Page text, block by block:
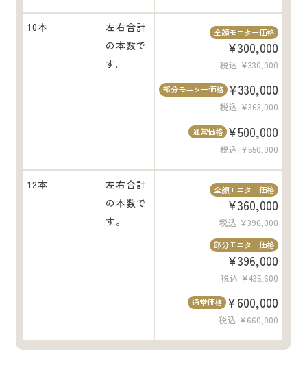
10本
左右合計
の本数で
す。
全顔モニター価格
¥300,000
税込 ¥330,000
部分モニター価格 ¥330,000
税込 ¥363,000
通常価格 ¥500,000
税込 ¥550,000
12本
左右合計
の本数で
す。
全顔モニター価格
¥360,000
税込 ¥396,000
部分モニター価格
¥396,000
税込 ¥435,600
通常価格 ¥600,000
税込 ¥660,000